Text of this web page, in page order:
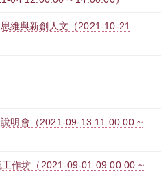
維與新創人文（2021-10-21
明會（2021-09-13 11:00:00 ~
作坊（2021-09-01 09:00:00 ~